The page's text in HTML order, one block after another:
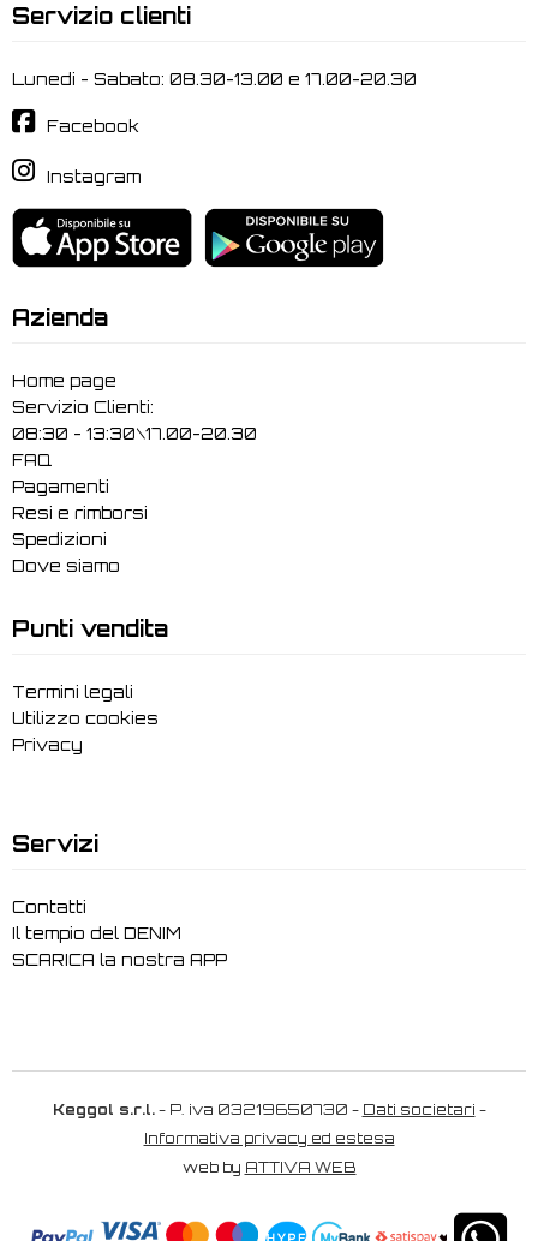
Servizio clienti
Lunedi - Sabato: 08.30-13.00 e 17.00-20.30
Facebook
Instagram
Azienda
Home page
Servizio Clienti:
08:30 - 13:30\17.00-20.30
FAQ
Pagamenti
Resi e rimborsi
Spedizioni
Dove siamo
Punti vendita
Termini legali
Utilizzo cookies
Privacy
Servizi
Contatti
Il tempio del DENIM
SCARICA la nostra APP
Keggol s.r.l.- P. iva 03219650730 - Dati societari -
Informativa privacy ed estesa
web by ATTIVA WEB